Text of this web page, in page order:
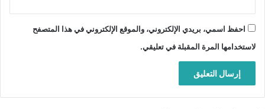
احفظ اسمي، بريدي الإلكتروني، والموقع الإلكتروني في هذا المتصفح
لاستخدامها المرة المقبلة في تعليقي.